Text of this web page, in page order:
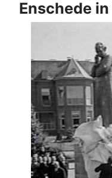
Enschede